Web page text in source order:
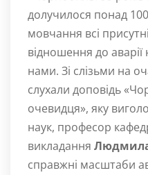
долучилося понад
мовчання всі
відношення до
нами. Зі слізьми на
слухали доповідь
очевидця», яку
наук, професор
викладання
справжні масштаби